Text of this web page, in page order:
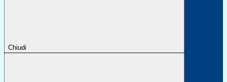
Chiudi